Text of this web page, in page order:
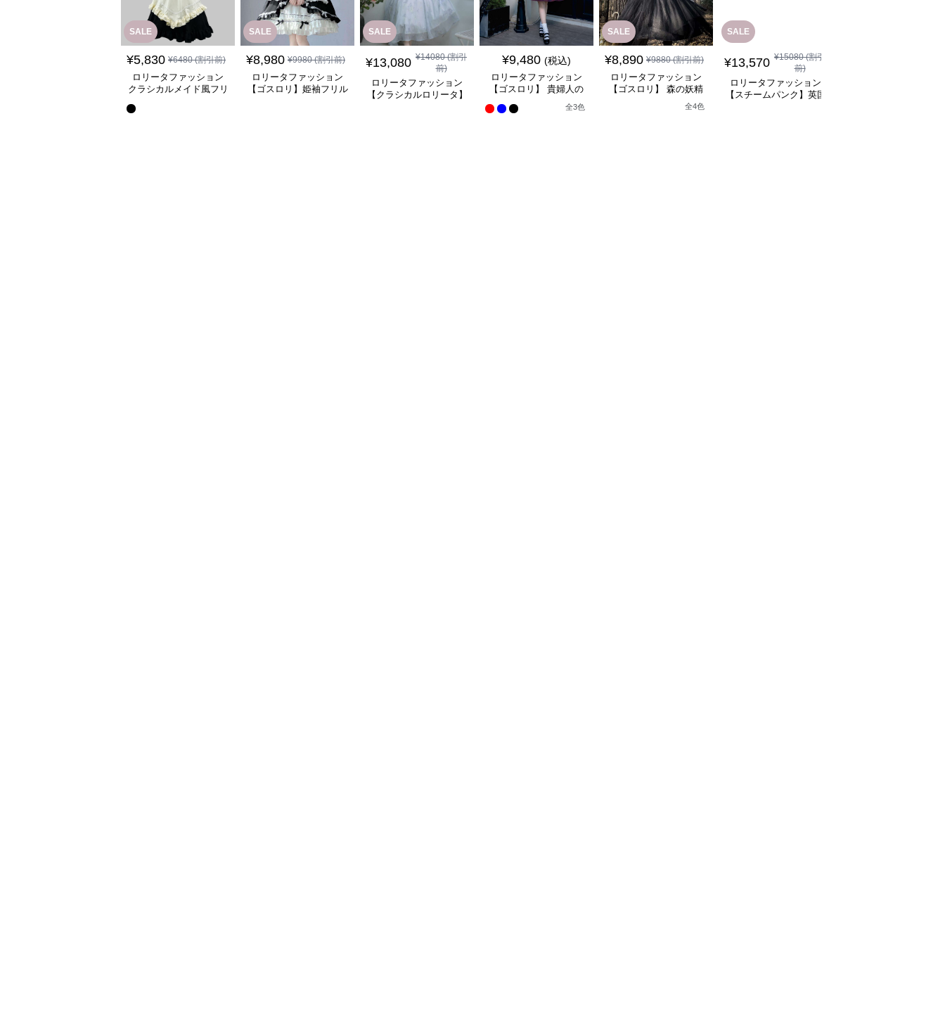
SALE
¥5,830 ¥6480(割引前)
ロリータファッション
クラシカルメイド風フリ
SALE
¥8,980 ¥9980(割引前)
ロリータファッション
【ゴスロリ】姫袖フリル
SALE
¥13,080 ¥14080(割引
前)
ロリータファッション
【クラシカルロリータ】
¥9,480 (税込)
ロリータファッション
【ゴスロリ】 貴婦人の
優雅なティータイムドレ
全3色
SALE
¥8,890 ¥9880(割引前)
ロリータファッション
【ゴスロリ】 森の妖精
風ゴシックロリータワン
全4色
SALE
¥13,570 ¥15080(割引
前)
ロリータファッション
【スチームパンク】英国